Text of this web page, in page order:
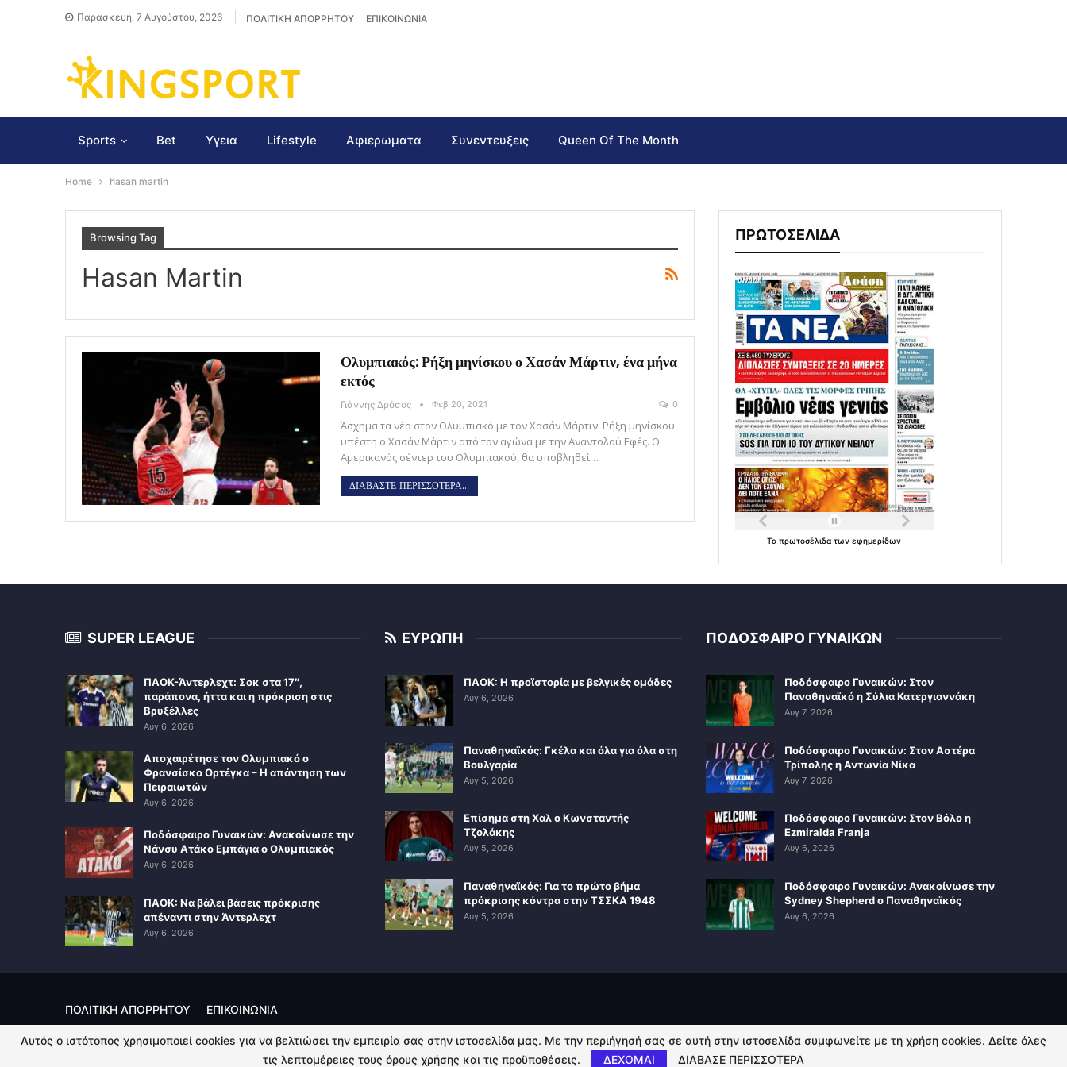
Παρασκευή, 7 Αυγούστου, 2026 ΠΟΛΙΤΙΚΗ ΑΠΟΡΡΗΤΟΥ ΕΠΙΚΟΙΝΩΝΙΑ
Sports Bet Υγεια Lifestyle Αφιερωματα Συνεντευξεις Queen Of The Month
Home hasan martin
Browsing Tag
Hasan Martin
Ολυμπιακός: Ρήξη μηνίσκου ο Χασάν Μάρτιν, ένα μήνα
εκτός
Γιάννης Δρόσος Φεβ 20, 2021 0
Άσχημα τα νέα στον Ολυμπιακό με τον Χασάν Μάρτιν. Ρήξη μηνίσκου
υπέστη ο Χασάν Μάρτιν από τον αγώνα με την Αναντολού Εφές. Ο
Αμερικανός σέντερ του Ολυμπιακού, θα υποβληθεί…
ΔΙΑΒΑΣΤΕ ΠΕΡΙΣΣΟΤΕΡΑ...
ΠΡΩΤΟΣΕΛΙΔΑ
Ταπρωτοσέλιδατωνεφημερίδων
SUPER LEAGUE
ΠΑΟΚ-Άντερλεχτ: Σοκ στα 17″,
παράπονα, ήττα και η πρόκριση στις
Βρυξέλλες
Αυγ 6, 2026
Αποχαιρέτησε τον Ολυμπιακό ο
Φρανσίσκο Ορτέγκα – Η απάντηση των
Πειραιωτών
Αυγ 6, 2026
Ποδόσφαιρο Γυναικών: Ανακοίνωσε την
Νάνσυ Ατάκο Εμπάγια ο Ολυμπιακός
Αυγ 6, 2026
ΠΑΟΚ: Να βάλει βάσεις πρόκρισης
απέναντι στην Άντερλεχτ
Αυγ 6, 2026
ΕΥΡΩΠΗ
ΠΑΟΚ: Η προϊστορία με βελγικές ομάδες
Αυγ 6, 2026
Παναθηναϊκός: Γκέλα και όλα για όλα στη
Βουλγαρία
Αυγ 5, 2026
Επίσημα στη Χαλ ο Κωνσταντής
Τζολάκης
Αυγ 5, 2026
Παναθηναϊκός: Για το πρώτο βήμα
πρόκρισης κόντρα στην ΤΣΣΚΑ 1948
Αυγ 5, 2026
ΠΟΔΟΣΦΑΙΡΟ ΓΥΝΑΙΚΩΝ
Ποδόσφαιρο Γυναικών: Στον
Παναθηναϊκό η Σύλια Κατεργιαννάκη
Αυγ 7, 2026
Ποδόσφαιρο Γυναικών: Στον Αστέρα
Τρίπολης η Αντωνία Νίκα
Αυγ 7, 2026
Ποδόσφαιρο Γυναικών: Στον Βόλο η
Ezmiralda Franja
Αυγ 6, 2026
Ποδόσφαιρο Γυναικών: Ανακοίνωσε την
Sydney Shepherd ο Παναθηναϊκός
Αυγ 6, 2026
ΠΟΛΙΤΙΚΗ ΑΠΟΡΡΗΤΟΥ ΕΠΙΚΟΙΝΩΝΙΑ
© 2026 - Kingsport.gr. All Rights Reserved.
Αυτός ο ιστότοπος χρησιμοποιεί cookies για να βελτιώσει την εμπειρία σας στην ιστοσελίδα μας. Με την περιήγησή σας σε αυτή στην ιστοσελίδα συμφωνείτε με τη χρήση cookies. Δείτε όλες
τις λεπτομέρειες τους όρους χρήσης και τις προϋποθέσεις.
ΔΕΧΟΜΑΙ ΔΙΑΒΑΣΕ ΠΕΡΙΣΣΟΤΕΡΑ